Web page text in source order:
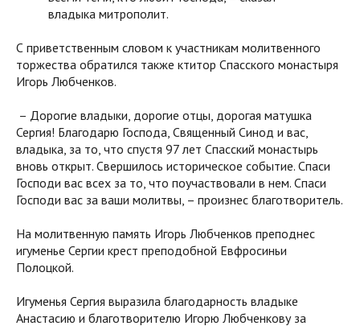
владыка митрополит.
С приветственным словом к участникам молитвенного
торжества обратился также ктитор Спасского монастыря
Игорь Любченков.
– Дорогие владыки, дорогие отцы, дорогая матушка
Сергия! Благодарю Господа, Священный Синод и вас,
владыка, за то, что спустя 97 лет Спасский монастырь
вновь открыт. Свершилось историческое событие. Спаси
Господи вас всех за то, что поучаствовали в нем. Спаси
Господи вас за ваши молитвы, – произнес благотворитель.
На молитвенную память Игорь Любченков преподнес
игуменье Сергии крест преподобной Евфросиньи
Полоцкой.
Игуменья Сергия выразила благодарность владыке
Анастасию и благотворителю Игорю Любченкову за